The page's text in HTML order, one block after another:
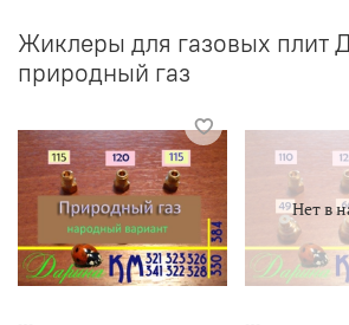
Жиклеры для газовых плит
природный газ
Нет в